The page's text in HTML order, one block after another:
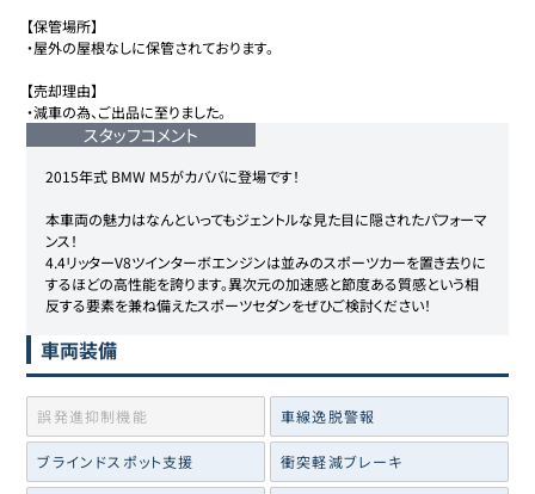
【保管場所】
・屋外の屋根なしに保管されております。
【売却理由】
・減車の為、ご出品に至りました。
スタッフコメント
2015年式 BMW M5がカババに登場です！
本車両の魅力はなんといってもジェントルな見た目に隠されたパフォーマ
ンス！
4.4リッターV8ツインターボエンジンは並みのスポーツカーを置き去りに
するほどの高性能を誇ります。異次元の加速感と節度ある質感という相
反する要素を兼ね備えたスポーツセダンをぜひご検討ください！
車両装備
誤発進抑制機能 車線逸脱警報
ブラインドスポット支援 衝突軽減ブレーキ